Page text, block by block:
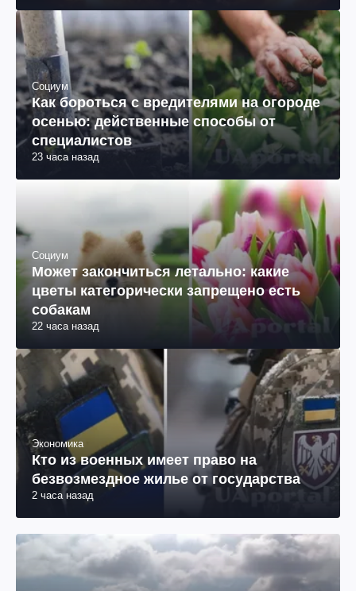
Социум
Как бороться с вредителями на огороде
осенью: действенные способы от
специалистов
23 часа назад
Социум
Может закончиться летально: какие
цветы категорически запрещено есть
собакам
22 часа назад
Экономика
Кто из военных имеет право на
безвозмездное жилье от государства
2 часа назад